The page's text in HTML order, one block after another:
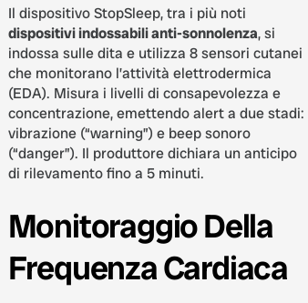
Il dispositivo StopSleep, tra i più noti
dispositivi indossabili anti-sonnolenza, si
indossa sulle dita e utilizza 8 sensori cutanei
che monitorano l’attività elettrodermica
(EDA). Misura i livelli di consapevolezza e
concentrazione, emettendo alert a due stadi:
vibrazione (“warning”) e beep sonoro
(“danger”). Il produttore dichiara un anticipo
di rilevamento fino a 5 minuti.
Monitoraggio Della
Frequenza Cardiaca